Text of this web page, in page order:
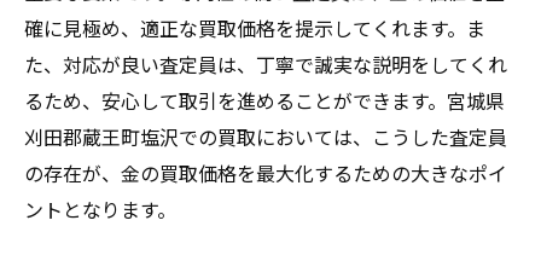
確に見極め、適正な買取価格を提示してくれます。ま
た、対応が良い査定員は、丁寧で誠実な説明をしてくれ
るため、安心して取引を進めることができます。宮城県
刈田郡蔵王町塩沢での買取においては、こうした査定員
の存在が、金の買取価格を最大化するための大きなポイ
ントとなります。